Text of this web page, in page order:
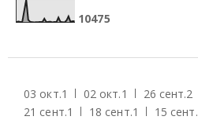
10475
03 окт.1 02 окт.1 26 сент.2
21 сент.1 18 сент.1 15 сент.